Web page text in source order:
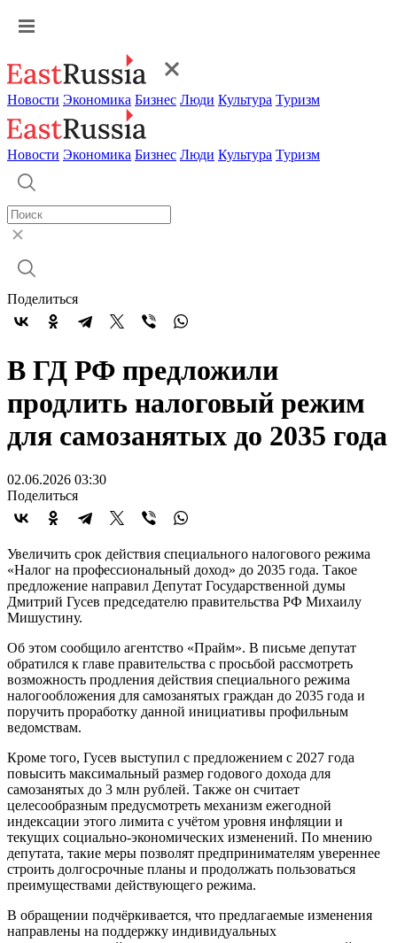
Новости Экономика Бизнес Люди Культура Туризм
Новости Экономика Бизнес Люди Культура Туризм
Поделиться
В ГД РФ предложили
продлить налоговый режим
для самозанятых до 2035 года
02.06.2026 03:30
Поделиться
Увеличить срок действия специального налогового режима
«Налог на профессиональный доход» до 2035 года. Такое
предложение направил Депутат Государственной думы
Дмитрий Гусев председателю правительства РФ Михаилу
Мишустину.
Об этом сообщило агентство «Прайм». В письме депутат
обратился к главе правительства с просьбой рассмотреть
возможность продления действия специального режима
налогообложения для самозанятых граждан до 2035 года и
поручить проработку данной инициативы профильным
ведомствам.
Кроме того, Гусев выступил с предложением с 2027 года
повысить максимальный размер годового дохода для
самозанятых до 3 млн рублей. Также он считает
целесообразным предусмотреть механизм ежегодной
индексации этого лимита с учётом уровня инфляции и
текущих социально-экономических изменений. По мнению
депутата, такие меры позволят предпринимателям увереннее
строить долгосрочные планы и продолжать пользоваться
преимуществами действующего режима.
В обращении подчёркивается, что предлагаемые изменения
направлены на поддержку индивидуальных